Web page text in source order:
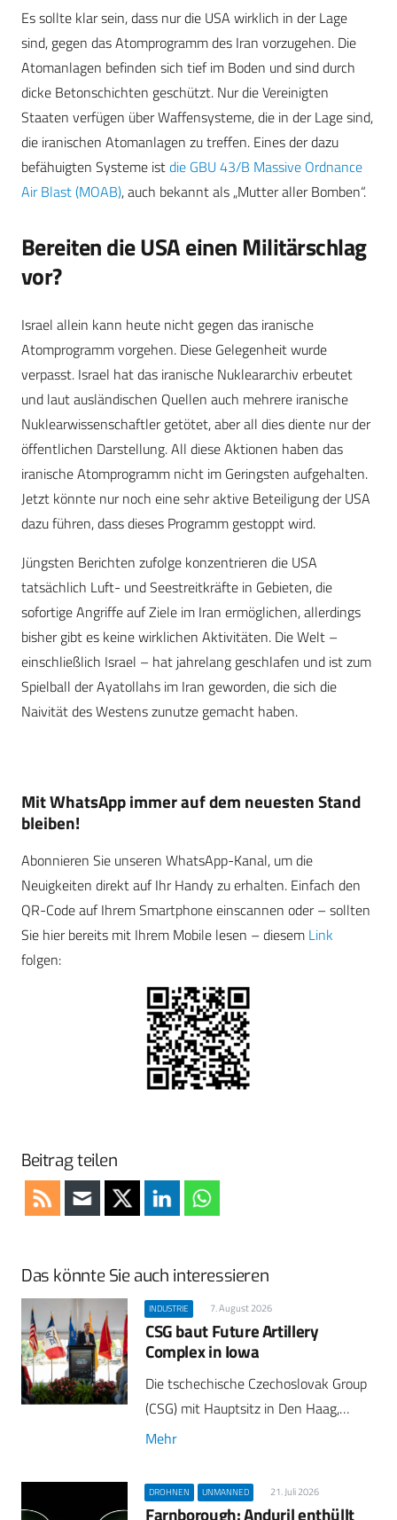
Es sollte klar sein, dass nur die USA wirklich in der Lage
sind, gegen das Atomprogramm des Iran vorzugehen. Die
Atomanlagen befinden sich tief im Boden und sind durch
dicke Betonschichten geschützt. Nur die Vereinigten
Staaten verfügen über Waffensysteme, die in der Lage sind,
die iranischen Atomanlagen zu treffen. Eines der dazu
befähuigten Systeme istdie GBU 43/B Massive Ordnance
Air Blast (MOAB), auch bekannt als „Mutter aller Bomben“.
Bereiten die USA einen Militärschlag
vor?
Israel allein kann heute nicht gegen das iranische
Atomprogramm vorgehen. Diese Gelegenheit wurde
verpasst. Israel hat das iranische Nukleararchiv erbeutet
und laut ausländischen Quellen auch mehrere iranische
Nuklearwissenschaftler getötet, aber all dies diente nur der
öffentlichen Darstellung. All diese Aktionen haben das
iranische Atomprogramm nicht im Geringsten aufgehalten.
Jetzt könnte nur noch eine sehr aktive Beteiligung der USA
dazu führen, dass dieses Programm gestoppt wird.
Jüngsten Berichten zufolge konzentrieren die USA
tatsächlich Luft- und Seestreitkräfte in Gebieten, die
sofortige Angriffe auf Ziele im Iran ermöglichen, allerdings
bisher gibt es keine wirklichen Aktivitäten. Die Welt –
einschließlich Israel – hat jahrelang geschlafen und ist zum
Spielball der Ayatollahs im Iran geworden, die sich die
Naivität des Westens zunutze gemacht haben.
Mit WhatsApp immer auf dem neuesten Stand
bleiben!
Abonnieren Sie unseren WhatsApp-Kanal, um die
Neuigkeiten direkt auf Ihr Handy zu erhalten. Einfach den
QR-Code auf Ihrem Smartphone einscannen oder – sollten
Sie hier bereits mit Ihrem Mobile lesen – diesem Link
folgen:
Beitrag teilen
Das könnte Sie auch interessieren
INDUSTRIE 7. August 2026
CSG baut Future Artillery
Complex in Iowa
Die tschechische Czechoslovak Group
(CSG) mit Hauptsitz in Den Haag,…
Mehr
DROHNEN UNMANNED 21. Juli 2026
Farnborough: Anduril enthüllt